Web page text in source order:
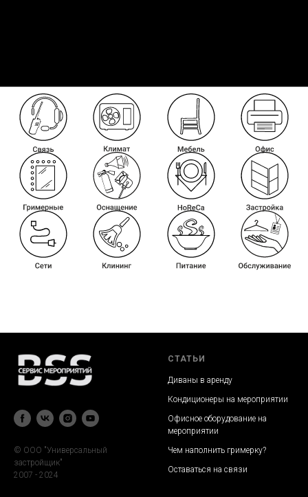
© ООО "Универсальный
застройщик"
2007 - 2024
СТАТЬИ
Диваны в аренду
Кондиционеры на мероприятии
Офисное оборудование на
мероприятии
Чем наполнить гримерку?
Оставаться на связи